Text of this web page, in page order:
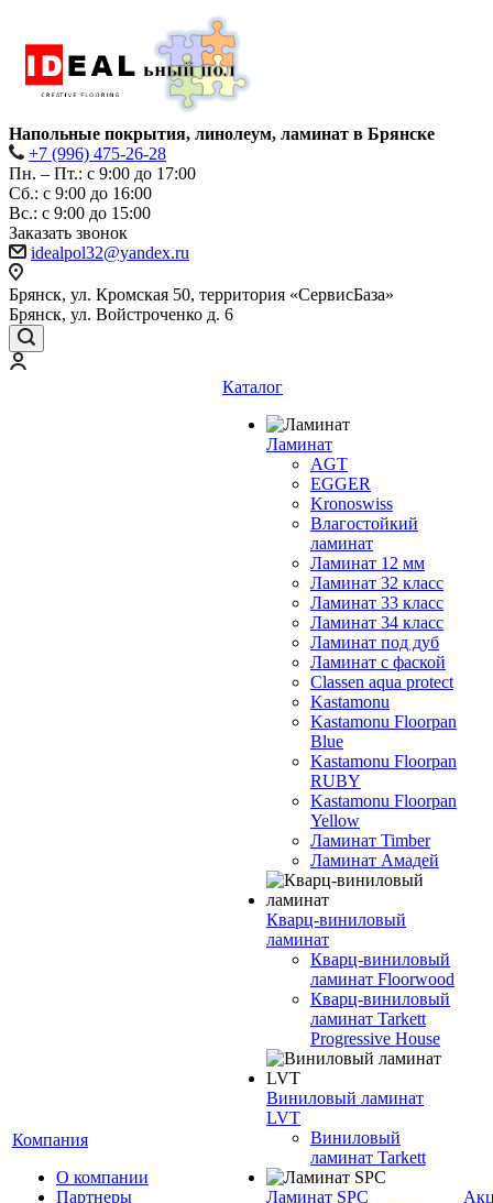
Напольные покрытия, линолеум, ламинат в Брянске
+7 (996) 475-26-28
Пн. – Пт.: с 9:00 до 17:00
Сб.: с 9:00 до 16:00
Bc.: с 9:00 до 15:00
Заказать звонок
idealpol32@yandex.ru
Брянск, ул. Кромская 50, территория «СервисБаза»
Брянск, ул. Войстроченко д. 6
Компания
О компании
Партнеры
Каталог
Ламинат
AGT
EGGER
Kronoswiss
Влагостойкий
ламинат
Ламинат 12 мм
Ламинат 32 класс
Ламинат 33 класс
Ламинат 34 класс
Ламинат под дуб
Ламинат с фаской
Classen aqua protect
Kastamonu
Kastamonu Floorpan
Blue
Kastamonu Floorpan
RUBY
Kastamonu Floorpan
Yellow
Ламинат Timber
Ламинат Амадей
Кварц-виниловый
ламинат
Кварц-виниловый
ламинат Floorwood
Кварц-виниловый
ламинат Tarkett
Progressive House
Виниловый ламинат
LVT
Виниловый
ламинат Tarkett
Ламинат SPC